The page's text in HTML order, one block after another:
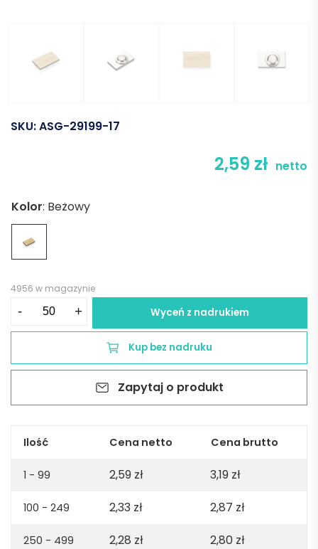
SKU:ASG-29199-17
2,59 zł netto
Kolor: Beżowy
4956 w magazynie
-
-
+ Wyceń z nadrukiem
Kup bez nadruku
Zapytaj o produkt
Ilość Cena netto Cena brutto
1 - 99 2,59 zł 3,19 zł
100 - 249 2,33 zł 2,87 zł
250 - 499 2,28 zł 2,80 zł